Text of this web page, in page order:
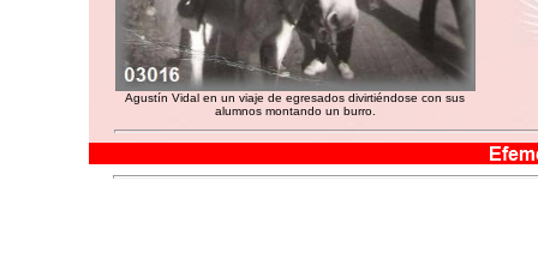
Agustín Vidal en un viaje de egresados divirtiéndose con sus
alumnos montando un burro.